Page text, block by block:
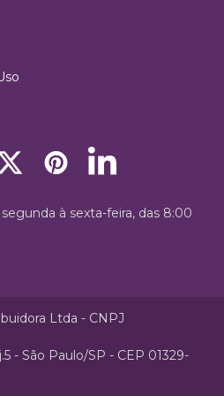
à sexta-feira, das 8:00
Ltda - CNPJ
- São Paulo/SP - CEP 01329-